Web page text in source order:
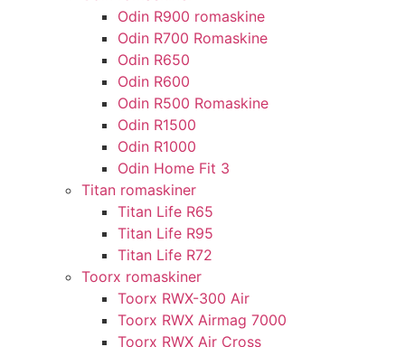
Odin R900 romaskine
Odin R700 Romaskine
Odin R650
Odin R600
Odin R500 Romaskine
Odin R1500
Odin R1000
Odin Home Fit 3
Titan romaskiner
Titan Life R65
Titan Life R95
Titan Life R72
Toorx romaskiner
Toorx RWX-300 Air
Toorx RWX Airmag 7000
Toorx RWX Air Cross